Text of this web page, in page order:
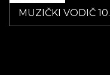
MUZIČKI VODIČ